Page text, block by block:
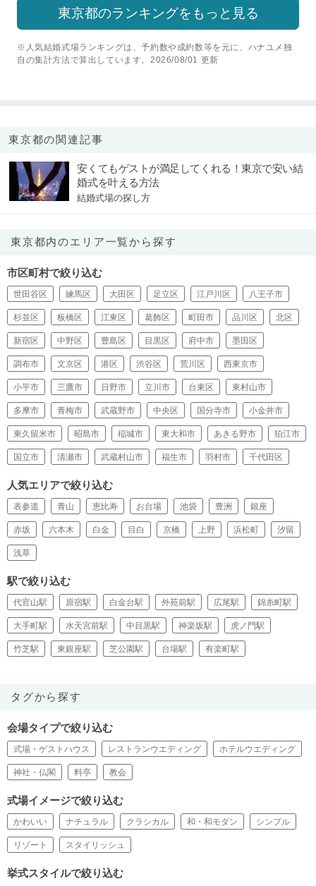
東京都のランキングをもっと見る
※人気結婚式場ランキングは、予約数や成約数等を元に、ハナユメ独
自の集計方法で算出しています。2026/08/01 更新
東京都の関連記事
安くてもゲストが満足してくれる！東京で安い結
婚式を叶える方法
結婚式場の探し方
東京都内のエリア一覧から探す
市区町村で絞り込む
世田谷区 練馬区 大田区 足立区 江戸川区 八王子市
杉並区 板橋区 江東区 葛飾区 町田市 品川区 北区
新宿区 中野区 豊島区 目黒区 府中市 墨田区
調布市 文京区 港区 渋谷区 荒川区 西東京市
小平市 三鷹市 日野市 立川市 台東区 東村山市
多摩市 青梅市 武蔵野市 中央区 国分寺市 小金井市
東久留米市 昭島市 稲城市 東大和市 あきる野市 狛江市
国立市 清瀬市 武蔵村山市 福生市 羽村市 千代田区
人気エリアで絞り込む
表参道 青山 恵比寿 お台場 池袋 豊洲 銀座
赤坂 六本木 白金 目白 京橋 上野 浜松町 汐留
浅草
駅で絞り込む
代官山駅 原宿駅 白金台駅 外苑前駅 広尾駅 錦糸町駅
大手町駅 水天宮前駅 中目黒駅 神楽坂駅 虎ノ門駅
竹芝駅 東銀座駅 芝公園駅 台場駅 有楽町駅
タグから探す
会場タイプで絞り込む
式場・ゲストハウス レストランウエディング ホテルウエディング
神社・仏閣 料亭 教会
式場イメージで絞り込む
かわいい ナチュラル クラシカル 和・和モダン シンプル
リゾート スタイリッシュ
挙式スタイルで絞り込む